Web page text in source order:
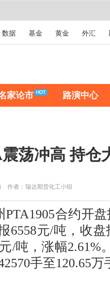
数据 基金 黄金 外汇
家论市 路演中心
荡冲高 持仓
作者：瑞达期货化工小组
合约开盘
6558元/吨，收
/吨，涨幅2.61%
手至120.65万